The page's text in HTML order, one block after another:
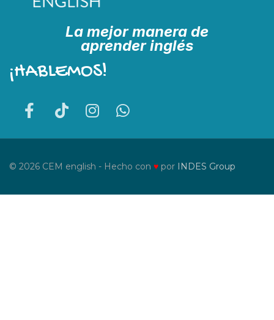
La mejor manera de
aprender inglés
¡HABLEMOS!
© 2026 CEM english - Hecho con ♥ por INDES Group